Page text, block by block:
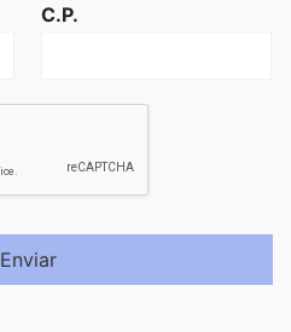
C.P.
Enviar